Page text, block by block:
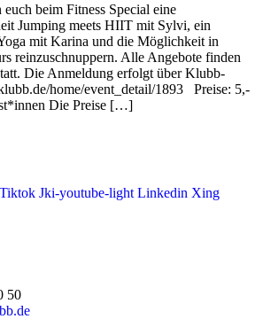
beim Fitness Special eine
Jumping meets HIIT mit Sylvi, ein
mit Karina und die Möglichkeit in
reinzuschnuppern. Alle Angebote finden
Die Anmeldung erfolgt über Klubb-
home/event_detail/1893 Preise: 5,-
Die Preise […]
Tiktok Jki-youtube-light Linkedin Xing
50